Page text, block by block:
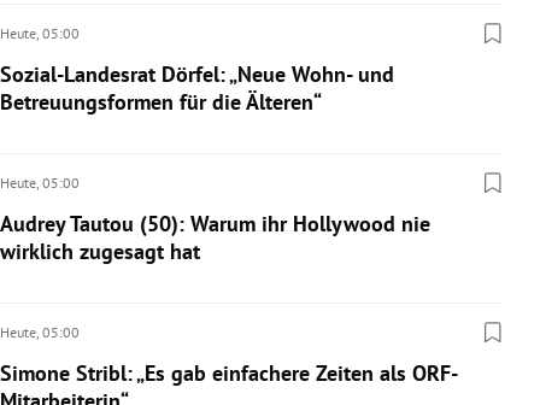
Heute, 05:00
Sozial-Landesrat Dörfel: „Neue Wohn- und
Betreuungsformen für die Älteren“
Heute, 05:00
Audrey Tautou (50): Warum ihr Hollywood nie
wirklich zugesagt hat
Heute, 05:00
Simone Stribl: „Es gab einfachere Zeiten als ORF-